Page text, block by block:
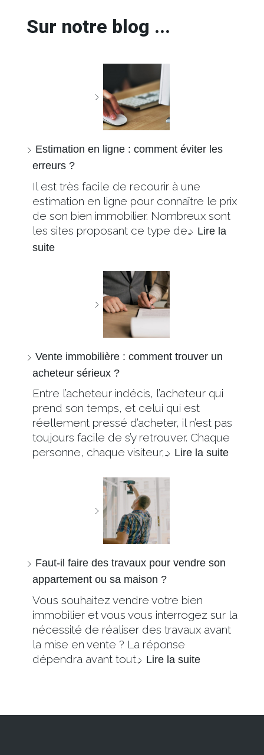
Sur notre blog ...
Estimation en ligne : comment éviter les
erreurs ?
Il est très facile de recourir à une
estimation en ligne pour connaître le prix
de son bien immobilier. Nombreux sont
les sites proposant ce type de… Lire la
suite
Vente immobilière : comment trouver un
acheteur sérieux ?
Entre l’acheteur indécis, l’acheteur qui
prend son temps, et celui qui est
réellement pressé d’acheter, il n’est pas
toujours facile de s’y retrouver. Chaque
personne, chaque visiteur,… Lire la suite
Faut-il faire des travaux pour vendre son
appartement ou sa maison ?
Vous souhaitez vendre votre bien
immobilier et vous vous interrogez sur la
nécessité de réaliser des travaux avant
la mise en vente ? La réponse
dépendra avant tout… Lire la suite